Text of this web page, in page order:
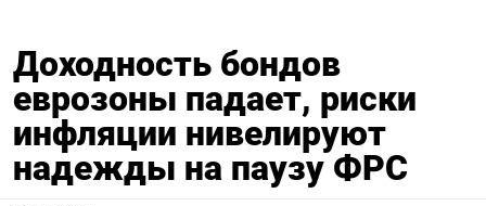
Доходность бондов
еврозоны падает, риски
инфляции нивелируют
надежды на паузу ФРС